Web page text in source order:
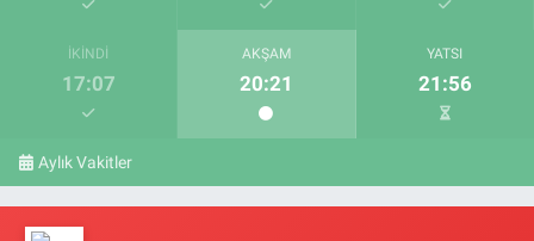
İKINDI
17:07
AKŞAM
20:21
YATSI
21:56
Aylık Vakitler